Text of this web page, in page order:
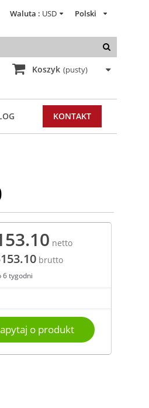
Polski
Waluta : USD
Koszyk (pusty)
KONTAKT
netto
brutto
6 tygodni
o produkt